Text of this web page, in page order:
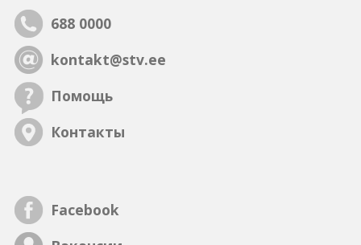
688 0000
kontakt@stv.ee
Помощь
Контакты
Facebook